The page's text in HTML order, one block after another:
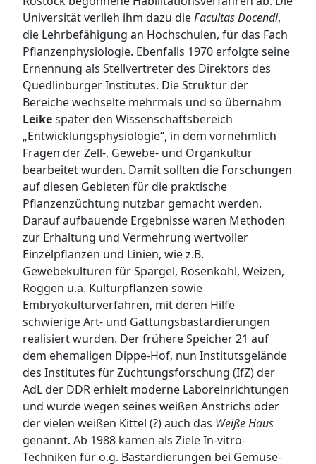
Universität verlieh ihm dazu dieFacultas Docendi,
die Lehrbefähigung an Hochschulen, für das Fach
Pflanzenphysiologie. Ebenfalls 1970 erfolgte seine
Ernennung als Stellvertreter des Direktors des
Quedlinburger Institutes. Die Struktur der
Bereiche wechselte mehrmals und so übernahm
Leikespäter den Wissenschaftsbereich
„Entwicklungsphysiologie“, in dem vornehmlich
Fragen der Zell-, Gewebe- und Organkultur
bearbeitet wurden. Damit sollten die Forschungen
auf diesen Gebieten für die praktische
Pflanzenzüchtung nutzbar gemacht werden.
Darauf aufbauende Ergebnisse waren Methoden
zur Erhaltung und Vermehrung wertvoller
Einzelpflanzen und Linien, wie z.B.
Gewebekulturen für Spargel, Rosenkohl, Weizen,
Roggen u.a. Kulturpflanzen sowie
Embryokulturverfahren, mit deren Hilfe
schwierige Art- und Gattungsbastardierungen
realisiert wurden. Der frühere Speicher 21 auf
dem ehemaligen Dippe-Hof, nun Institutsgelände
des Institutes für Züchtungsforschung (IfZ) der
AdL der DDR erhielt moderne Laboreinrichtungen
und wurde wegen seines weißen Anstrichs oder
der vielen weißen Kittel (?) auch das Weiße Haus
genannt. Ab 1988 kamen als Ziele In-vitro-
Techniken für o.g. Bastardierungen bei Gemüse-